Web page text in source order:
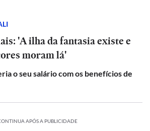
'A ilha da fantasia existe e
moram lá'
o seu salário com os benefícios de
APÓS A PUBLICIDADE